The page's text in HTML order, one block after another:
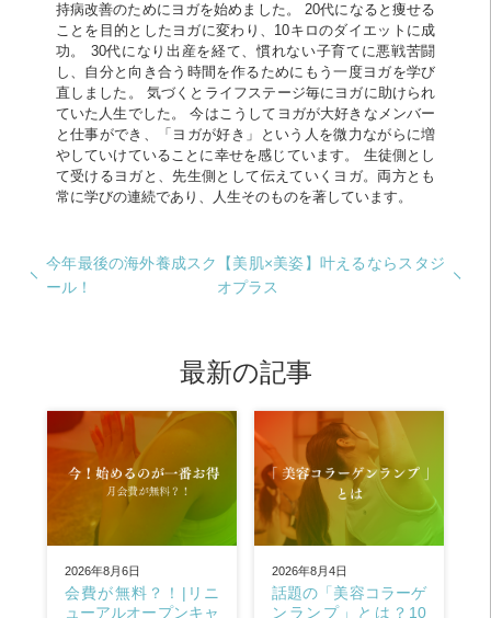
持病改善のためにヨガを始めました。 20代になると痩せる
ことを目的としたヨガに変わり、10キロのダイエットに成
功。 30代になり出産を経て、慣れない子育てに悪戦苦闘
し、自分と向き合う時間を作るためにもう一度ヨガを学び
直しました。 気づくとライフステージ毎にヨガに助けられ
ていた人生でした。 今はこうしてヨガが大好きなメンバー
と仕事ができ、「ヨガが好き」という人を微力ながらに増
やしていけていることに幸せを感じています。 生徒側とし
て受けるヨガと、先生側として伝えていくヨガ。両方とも
常に学びの連続であり、人生そのものを著しています。
今年最後の海外養成スク
ール！
【美肌×美姿】叶えるならスタジ
オプラス
最新の記事
2026年8月6日
会費が無料？！|リニ
ューアルオープンキャ
2026年8月4日
話題の「美容コラーゲ
ンランプ」とは？10